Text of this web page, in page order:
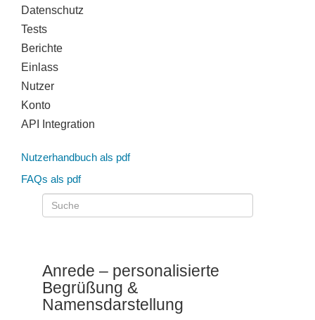
Datenschutz
Tests
Berichte
Einlass
Nutzer
Konto
API Integration
Nutzerhandbuch als pdf
FAQs als pdf
Anrede – personalisierte
Begrüßung &
Namensdarstellung